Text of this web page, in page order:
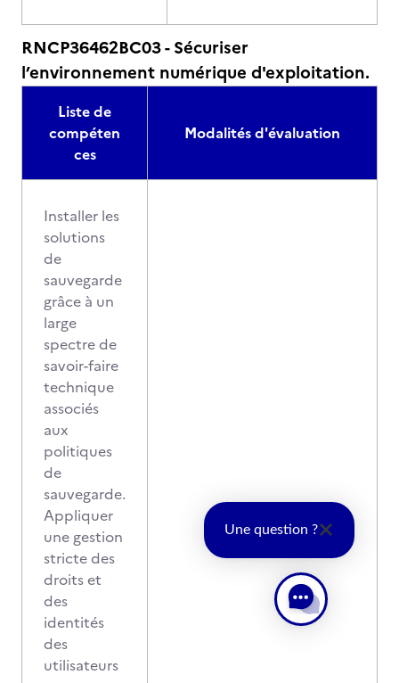
RNCP36462BC03 - Sécuriser
l’environnement numérique d'exploitation.
Liste de
compéten
ces
Modalités d'évaluation
Installer les
solutions
de
sauvegarde
grâce à un
large
spectre de
savoir-faire
technique
associés
aux
politiques
de
sauvegarde.
Appliquer
une gestion
stricte des
droits et
des
identités
des
utilisateurs
Une question ?